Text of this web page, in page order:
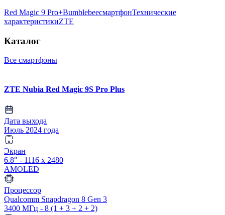
Red Magic 9 Pro+BumblebeeсмартфонТехнические
характеристикиZTE
Каталог
Все смартфоны
ZTE Nubia Red Magic 9S Pro Plus
Дата выхода
Июль 2024 года
Экран
6.8" - 1116 x 2480
AMOLED
Процессор
Qualcomm Snapdragon 8 Gen 3
3400 МГц - 8 (1 + 3 + 2 + 2)